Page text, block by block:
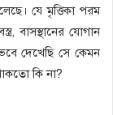
যে মৃত্তিকা পরম
বাসস্থানের যোগান
দেখেছি সে কেমন
কি না?